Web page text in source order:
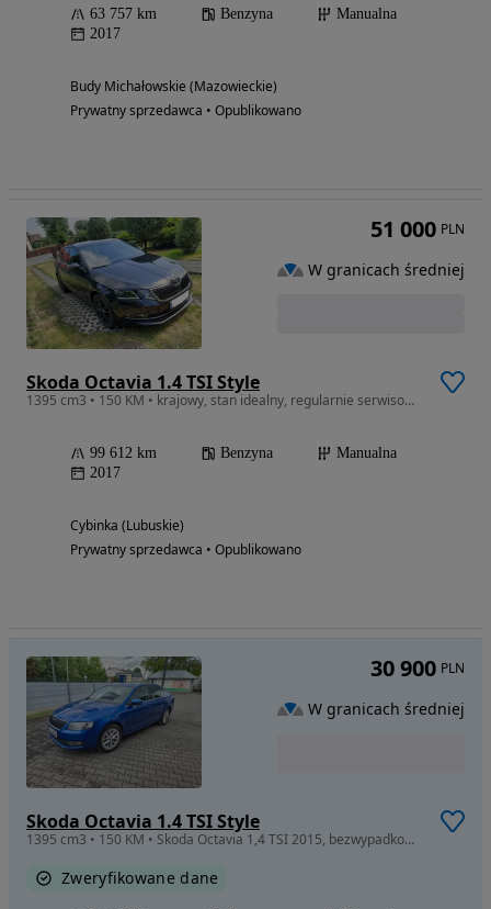
63 757 km Benzyna
Manualna
2017
Budy Michałowskie (Mazowieckie)
Prywatny sprzedawca • Opublikowano
Skoda Octavia 1.4 TSI Style
1395 cm3 • 150 KM • krajowy, stan idealny, regularnie serwisowany
99 612 km Benzyna
Manualna
2017
Cybinka (Lubuskie)
Prywatny sprzedawca • Opublikowano
51 000 PLN
W granicach średniej
Skoda Octavia 1.4 TSI Style
1395 cm3 • 150 KM • Skoda Octavia 1,4 TSI 2015, bezwypadkowa, salon Polska
Zweryfikowane dane
30 900 PLN
W granicach średniej